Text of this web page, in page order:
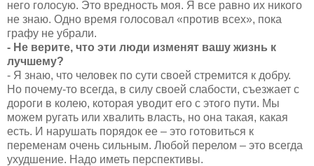
него голосую. Это вредность моя. Я все равно их никого
не знаю. Одно время голосовал «против всех», пока
графу не убрали.
- Не верите, что эти люди изменят вашу жизнь к
лучшему?
- Я знаю, что человек по сути своей стремится к добру.
Но почему-то всегда, в силу своей слабости, съезжает с
дороги в колею, которая уводит его с этого пути. Мы
можем ругать или хвалить власть, но она такая, какая
есть. И нарушать порядок ее – это готовиться к
переменам очень сильным. Любой перелом – это всегда
ухудшение. Надо иметь перспективы.